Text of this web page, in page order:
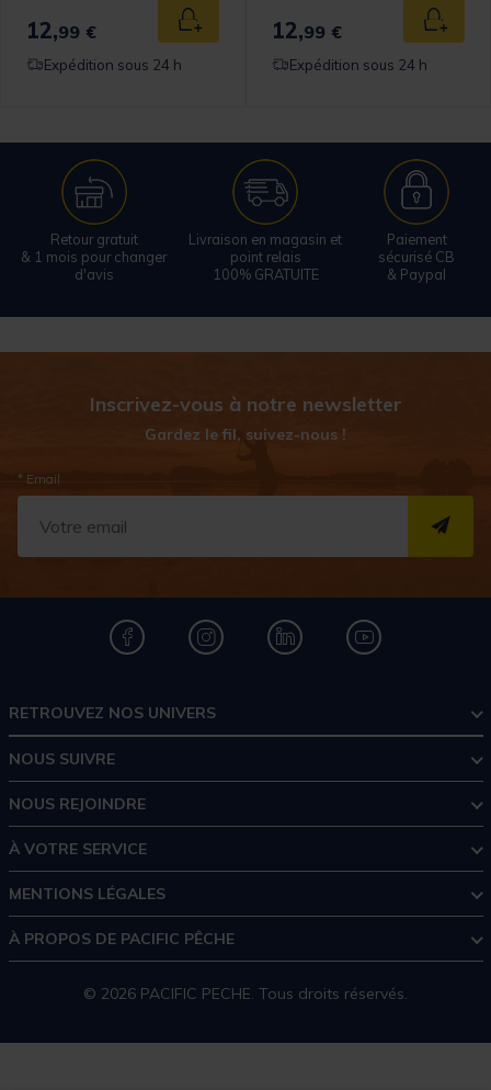
panier
12,99 € Ajouter au panier
Expédition sous 24 h
12,99 €
Expédition sous 24 h
Retour gratuit
& 1 mois pour changer
d'avis
Livraison en magasin et
point relais
100% GRATUITE
Paiement
sécurisé CB
& Paypal
Inscrivez-vous à notre newsletter
Gardez le fil, suivez-nous !
* Email
RETROUVEZ NOS UNIVERS
NOUS SUIVRE
NOUS REJOINDRE
À VOTRE SERVICE
MENTIONS LÉGALES
À PROPOS DE PACIFIC PÊCHE
© 2026 PACIFIC PECHE. Tous droits réservés.